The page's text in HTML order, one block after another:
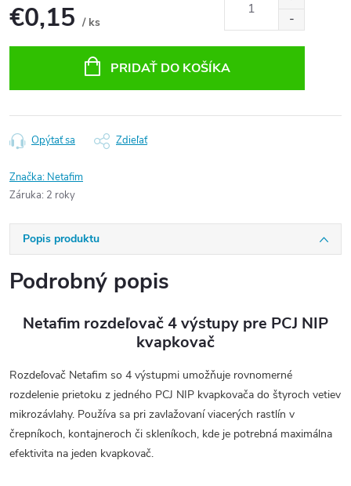
€0,15 / ks
PRIDAŤ DO KOŠÍKA
Opýtať sa Zdieľať
Značka: Netafim
Záruka: 2 roky
Popis produktu
Podrobný popis
Netafim rozdeľovač 4 výstupy pre PCJ NIP
kvapkovač
Rozdeľovač Netafim so 4 výstupmi umožňuje rovnomerné
rozdelenie prietoku z jedného PCJ NIP kvapkovača do štyroch vetiev
mikrozávlahy. Používa sa pri zavlažovaní viacerých rastlín v
črepníkoch, kontajneroch či skleníkoch, kde je potrebná maximálna
efektivita na jeden kvapkovač.